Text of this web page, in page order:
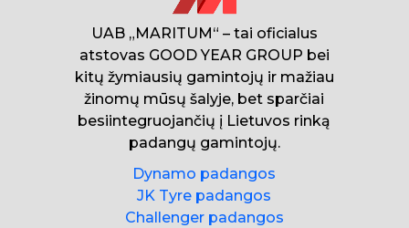
UAB „MARITUM“ – tai oficialus
atstovas GOOD YEAR GROUP bei
kitų žymiausių gamintojų ir mažiau
žinomų mūsų šalyje, bet sparčiai
besiintegruojančių į Lietuvos rinką
padangų gamintojų.
Dynamo padangos
JK Tyre padangos
Challenger padangos